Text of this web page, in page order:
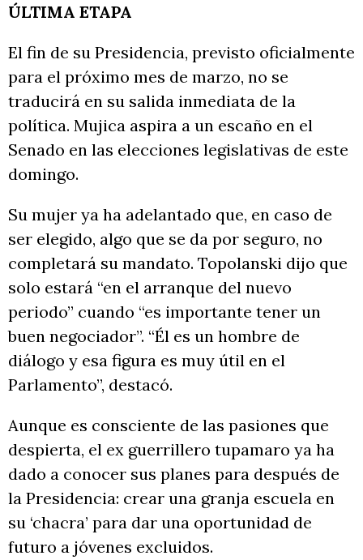
ÚLTIMA ETAPA
El fin de su Presidencia, previsto oficialmente
para el próximo mes de marzo, no se
traducirá en su salida inmediata de la
política. Mujica aspira a un escaño en el
Senado en las elecciones legislativas de este
domingo.
Su mujer ya ha adelantado que, en caso de
ser elegido, algo que se da por seguro, no
completará su mandato. Topolanski dijo que
solo estará “en el arranque del nuevo
periodo” cuando “es importante tener un
buen negociador”. “Él es un hombre de
diálogo y esa figura es muy útil en el
Parlamento”, destacó.
Aunque es consciente de las pasiones que
despierta, el ex guerrillero tupamaro ya ha
dado a conocer sus planes para después de
la Presidencia: crear una granja escuela en
su ‘chacra’ para dar una oportunidad de
futuro a jóvenes excluidos.